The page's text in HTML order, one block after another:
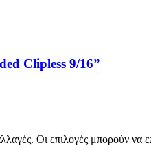
Clipless 9/16”
Οι επιλογές μπορούν να